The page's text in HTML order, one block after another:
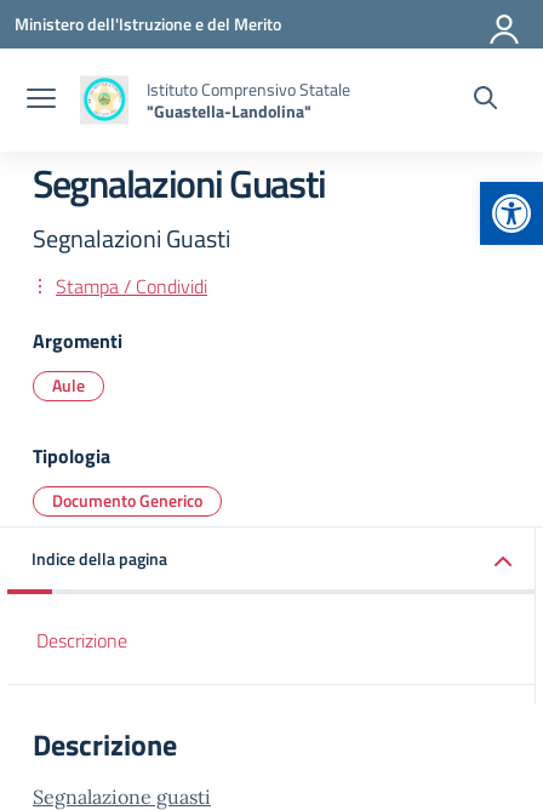
Vai ai contenuti
Vai al menu di navigazione
Vai al footer
Ministero dell'Istruzione e del Merito
Istituto Comprensivo Statale
"Guastella-Landolina"
Segnalazioni Guasti
Segnalazioni Guasti
Stampa / Condividi
Argomenti
Aule
Tipologia
Documento Generico
Indice della pagina
Descrizione
Descrizione
Segnalazione guasti